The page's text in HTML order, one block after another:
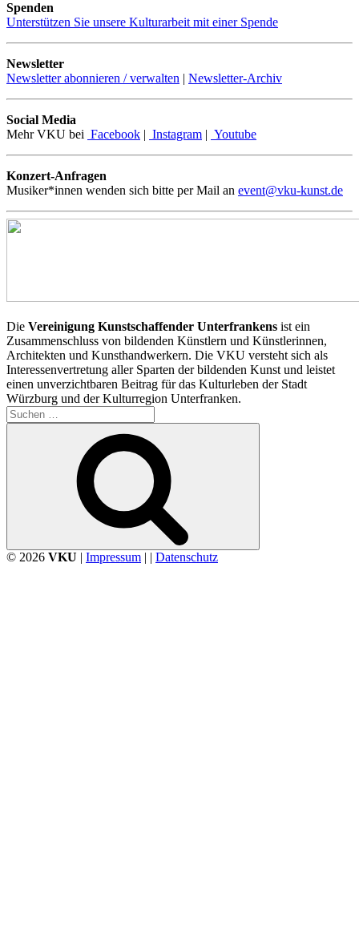
Spenden
Unterstützen Sie unsere Kulturarbeit mit einer Spende
Newsletter
Newsletter abonnieren / verwalten | Newsletter-Archiv
Social Media
Mehr VKU bei Facebook | Instagram | Youtube
Konzert-Anfragen
Musiker*innen wenden sich bitte per Mail an event@vku-kunst.de
Die Vereinigung Kunstschaffender Unterfrankens ist ein
Zusammenschluss von bildenden Künstlern und Künstlerinnen,
Architekten und Kunsthandwerkern. Die VKU versteht sich als
Interessenvertretung aller Sparten der bildenden Kunst und leistet
einen unverzichtbaren Beitrag für das Kulturleben der Stadt
Würzburg und der Kulturregion Unterfranken.
Suchen
nach:
© 2026 VKU | Impressum | | Datenschutz